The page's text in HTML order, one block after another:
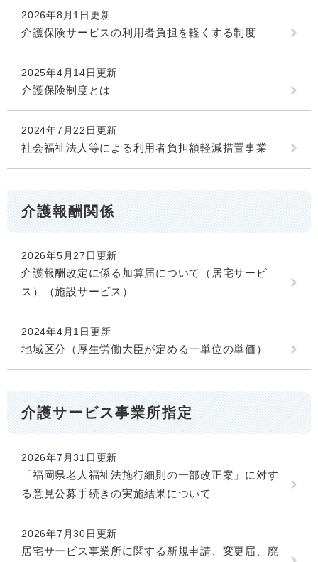
2026年8月1日更新
介護保険サービスの利用者負担を軽くする制度
2025年4月14日更新
介護保険制度とは
2024年7月22日更新
社会福祉法人等による利用者負担額軽減措置事業
介護報酬関係
2026年5月27日更新
介護報酬改定に係る加算届について（居宅サービ
ス）（施設サービス）
2024年4月1日更新
地域区分（厚生労働大臣が定める一単位の単価）
介護サービス事業所指定
2026年7月31日更新
「福岡県老人福祉法施行細則の一部改正案」に対す
る意見公募手続きの実施結果について
2026年7月30日更新
居宅サービス事業所に関する新規申請、変更届、廃